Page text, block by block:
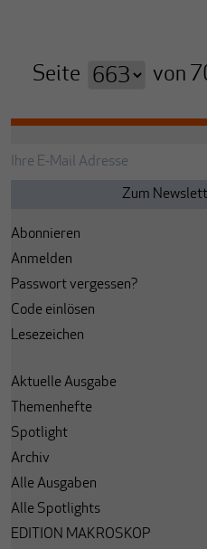
Seite von
Abonnieren
Anmelden
Passwort vergessen?
Code einlösen
Lesezeichen
Aktuelle Ausgabe
Themenhefte
Spotlight
Archiv
Alle Ausgaben
Alle Spotlights
EDITION MAKROSKOP